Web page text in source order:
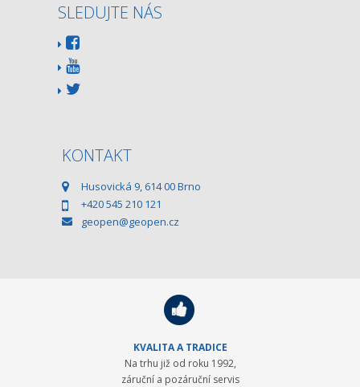
SLEDUJTE NÁS
KONTAKT
Husovická 9, 614 00 Brno
+420 545 210 121
geopen@geopen.cz
KVALITA A TRADICE
Na trhu již od roku 1992,
záruční a pozáruční servis